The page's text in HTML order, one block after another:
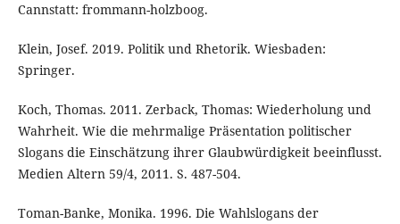
Cannstatt: frommann-holzboog.
Klein, Josef. 2019. Politik und Rhetorik. Wiesbaden:
Springer.
Koch, Thomas. 2011. Zerback, Thomas: Wiederholung und
Wahrheit. Wie die mehrmalige Präsentation politischer
Slogans die Einschätzung ihrer Glaubwürdigkeit beeinflusst.
Medien Altern 59/4, 2011. S. 487-504.
Toman-Banke, Monika. 1996. Die Wahlslogans der